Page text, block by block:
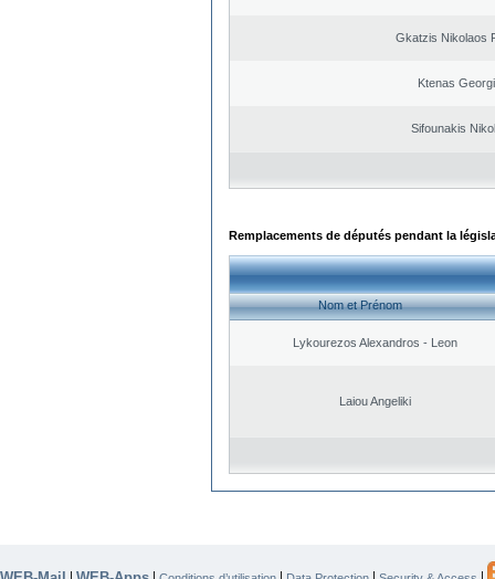
Gkatzis Nikolaos
Ktenas
Sifounakis
Remplacements de députés pendant la
Nom et Prénom
Lykourezos Alexandros - Leon
Laiou Angeliki
| | | | |